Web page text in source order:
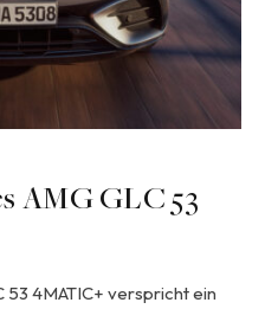
AMG GLC 53
4MATIC+ verspricht ein